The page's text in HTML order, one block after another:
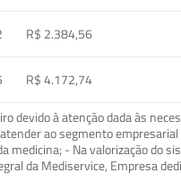
R$ 2.384,56
R$ 4.172,74
à atenção dada às
ao segmento
- Na valorização
da Mediservice, Empresa